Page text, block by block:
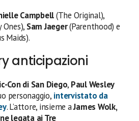
Campbell(The Original),
Sam Jaeger(Parenthood) e
Maids).
anticipazioni
Con di San Diego, Paul Wesley
personaggio, intervistato da
. L’attore, insieme aJames Wolk,
legata ai Tre